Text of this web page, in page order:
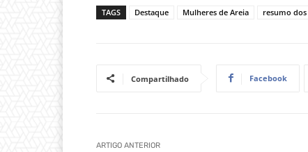
TAGS Destaque Mulheres de Areia resumo
Compartilhado Facebook
ARTIGO ANTERIOR